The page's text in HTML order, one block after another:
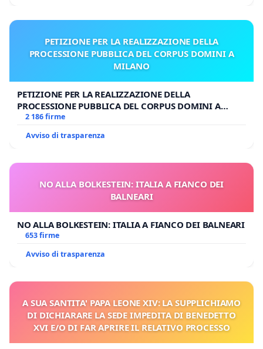
PETIZIONE PER LA REALIZZAZIONE DELLA
PROCESSIONE PUBBLICA DEL CORPUS DOMINI A
MILANO
PETIZIONE PER LA REALIZZAZIONE DELLA
PROCESSIONE PUBBLICA DEL CORPUS DOMINI A
MILANO
2 186 firme
Avviso di trasparenza
NO ALLA BOLKESTEIN: ITALIA A FIANCO DEI
BALNEARI
NO ALLA BOLKESTEIN: ITALIA A FIANCO DEI BALNEARI
653 firme
Avviso di trasparenza
A SUA SANTITA' PAPA LEONE XIV: LA SUPPLICHIAMO
DI DICHIARARE LA SEDE IMPEDITA DI BENEDETTO
XVI E/O DI FAR APRIRE IL RELATIVO PROCESSO